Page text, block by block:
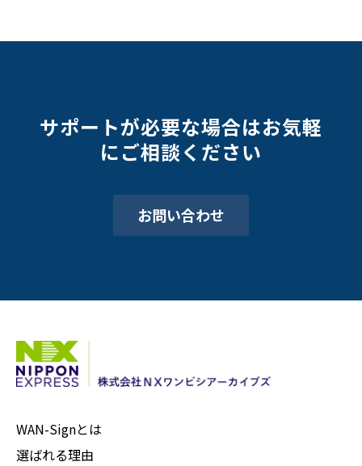
サポートが必要な場合はお気軽
にご相談ください
お問い合わせ
WAN-Signとは
選ばれる理由